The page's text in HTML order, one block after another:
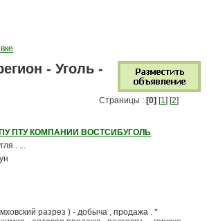
- Уголь -
Страницы : [0] [1] [2]
ПТУ КОМПАНИИ ВОСТСИБУГОЛЬ
. ...
разрез ) - добыча , продажа . *